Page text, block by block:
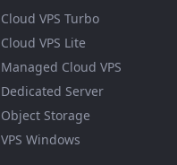
Cloud VPS Turbo
Cloud VPS Lite
Managed Cloud VPS
Dedicated Server
Object Storage
VPS Windows